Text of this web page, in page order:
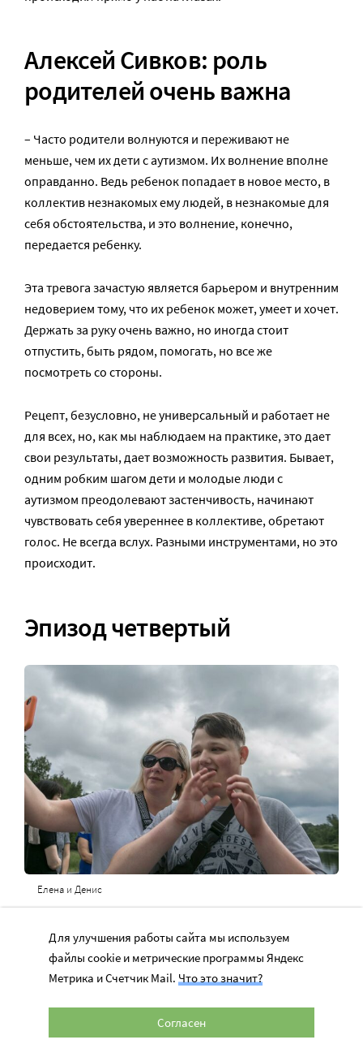
Алексей Сивков: роль
родителей очень важна
– Часто родители волнуются и переживают не
меньше, чем их дети с аутизмом. Их волнение вполне
оправданно. Ведь ребенок попадает в новое место, в
коллектив незнакомых ему людей, в незнакомые для
себя обстоятельства, и это волнение, конечно,
передается ребенку.
Эта тревога зачастую является барьером и внутренним
недоверием тому, что их ребенок может, умеет и хочет.
Держать за руку очень важно, но иногда стоит
отпустить, быть рядом, помогать, но все же
посмотреть со стороны.
Рецепт, безусловно, не универсальный и работает не
для всех, но, как мы наблюдаем на практике, это дает
свои результаты, дает возможность развития. Бывает,
одним робким шагом дети и молодые люди с
аутизмом преодолевают застенчивость, начинают
чувствовать себя увереннее в коллективе, обретают
голос. Не всегда вслух. Разными инструментами, но это
происходит.
Эпизод четвертый
Елена и Денис
Рассказывает Елена, мама Дениса.
– В прошлом, до фотолаборатории, Дениса очень
сложно было сфотографировать, например, на
паспорт. Но тут он и позировал, и фотографировал
Для улучшения работы сайта мы используем
файлы cookie и метрические программы Яндекс
Метрика и Счетчик Mail. Что это значит?
Согласен